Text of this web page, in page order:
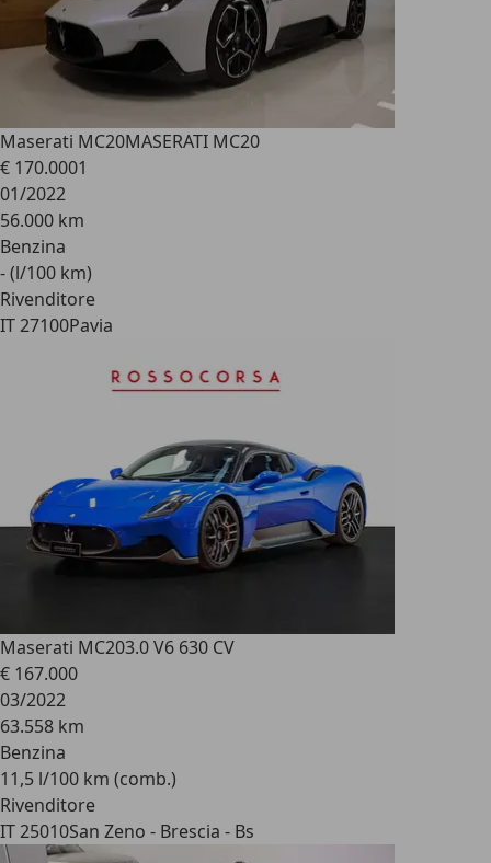
Maserati MC20MASERATI MC20
€ 170.0001
01/2022
56.000 km
Benzina
- (l/100 km)
Rivenditore
IT 27100Pavia
Maserati MC203.0 V6 630 CV
€ 167.000
03/2022
63.558 km
Benzina
11,5 l/100 km (comb.)
Rivenditore
IT 25010San Zeno - Brescia - Bs